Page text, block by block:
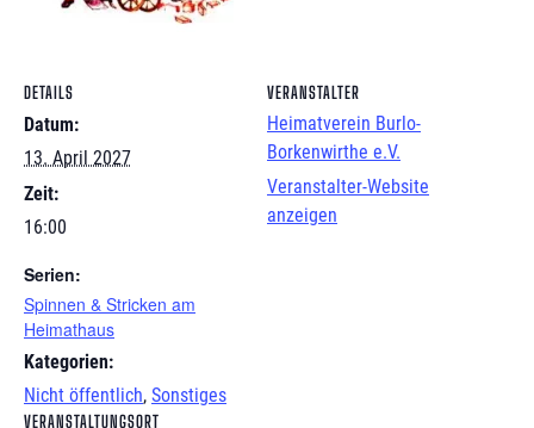
DETAILS
Datum:
13. April 2027
Zeit:
16:00
Serien:
Spinnen & Stricken am
Heimathaus
Kategorien:
Nicht öffentlich, Sonstiges
VERANSTALTUNGSORT
VERANSTALTER
Heimatverein Burlo-
Borkenwirthe e.V.
Veranstalter-Website
anzeigen